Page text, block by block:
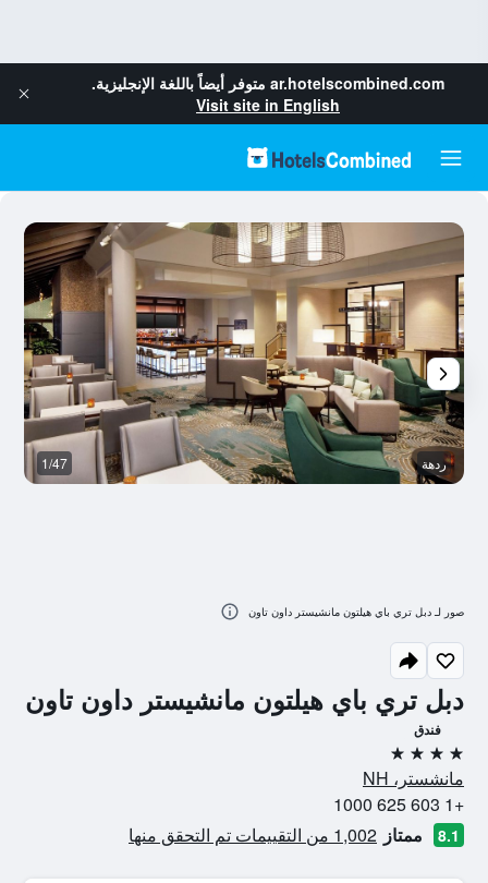
ar.hotelscombined.com متوفر أيضاً باللغة الإنجليزية.
Visit site in English
دبل تري باي هيلتون مانشيستر داون تاون
فندق
4 نجوم
مانشستر، NH
+1 603 625 1000
8.1 ممتاز 1,002 من التقييمات تم التحقق منها
ردهة 1/47
صور لـ دبل تري باي هيلتون مانشيستر داون تاون